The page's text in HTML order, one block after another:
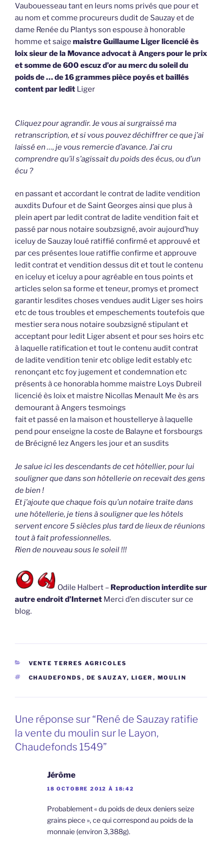
Vaubouesseau tant en leurs noms privés que pour et
au nom et comme procureurs dudit de Sauzay et de
dame Renée du Plantys son espouse à honorable
homme et saige maistre Guillaume Liger licencié ès
loix sieur de la Movance advocat à Angers pour le prix
et somme de 600 escuz d’or au merc du soleil du
poids de … de 16 grammes pièce poyés et baillés
content par ledit Liger
Cliquez pour agrandir. Je vous ai surgraissé ma
retranscription, et si vous pouvez déchiffrer ce que j’ai
laissé en …, je vous remercie d’avance. J’ai cru
comprendre qu’il s’agissait du poids des écus, ou d’un
écu ?
en passant et accordant le contrat de ladite vendition
auxdits Dufour et de Saint Georges ainsi que plus à
plein apert par ledit contrat de ladite vendition fait et
passé par nous notaire soubzsigné, avoir aujourd’huy
iceluy de Sauzay loué ratiffié confirmé et approuvé et
par ces présentes loue ratiffie confirme et approuve
ledit contrat et vendition dessus dit et tout le contenu
en iceluy et iceluy a pour agréable en tous points et
articles selon sa forme et teneur, promys et promect
garantir lesdites choses vendues audit Liger ses hoirs
etc de tous troubles et empeschements toutefois que
mestier sera nous notaire soubzsigné stipulant et
acceptant pour ledit Liger absent et pour ses hoirs etc
à laquelle ratification et tout le contenu audit contrat
de ladite vendition tenir etc oblige ledit estably etc
renonçant etc foy jugement et condemnation etc
présents à ce honorabla homme maistre Loys Dubreil
licencié ès loix et maistre Nicollas Menault Me ès ars
demourant à Angers tesmoings
fait et passé en la maison et houstellerye à laquelle
pend pour enseigne la coste de Balayne et forsbourgs
de Brécigné lez Angers les jour et an susdits
Je salue ici les descendants de cet hôtellier, pour lui
souligner que dans son hôtellerie on recevait des gens
de bien !
Et j’ajoute que chaque fois qu’un notaire traite dans
une hôtellerie, je tiens à souligner que les hôtels
servent encore 5 siècles plus tard de lieux de réunions
tout à fait professionnelles.
Rien de nouveau sous le soleil !!!
Odile Halbert – Reproduction interdite sur
autre endroit d’Internet Merci d’en discuter sur ce
blog.
CATÉGORIES
VENTE TERRES AGRICOLES
ÉTIQUETTES
CHAUDEFONDS , DE SAUZAY, LIGER , MOULIN
Une réponse sur “René de Sauzay ratifie
la vente du moulin sur le Layon,
Chaudefonds 1549”
Jérôme
18 OCTOBRE 2012 À 18:42
Probablement « du poids de deux deniers seize
grains piece », ce qui correspond au poids de la
monnaie (environ 3,388g).